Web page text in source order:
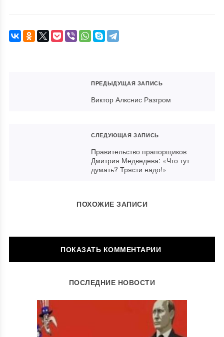
ПРЕДЫДУЩАЯ ЗАПИСЬ
Виктор Алкснис Разгром
СЛЕДУЮЩАЯ ЗАПИСЬ
Правительство прапорщиков
Дмитрия Медведева: «Что тут
думать? Трясти надо!»
ПОХОЖИЕ ЗАПИСИ
ОСТАВИТЬ КОММЕНТАРИЙ
Ваш адрес email не будет опубликован. Обязательные поля
Комментарий*
ПОСЛЕДНИЕ НОВОСТИ